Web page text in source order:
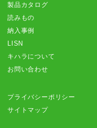
製品カタログ
読みもの
納入事例
LISN
キハラについて
お問い合わせ
プライバシーポリシー
サイトマップ